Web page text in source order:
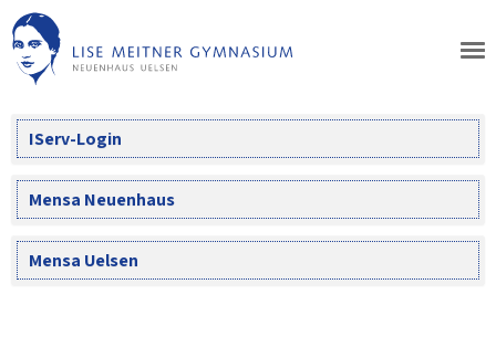
Skip
to
content
IServ-Login
Mensa Neuenhaus
Mensa Uelsen